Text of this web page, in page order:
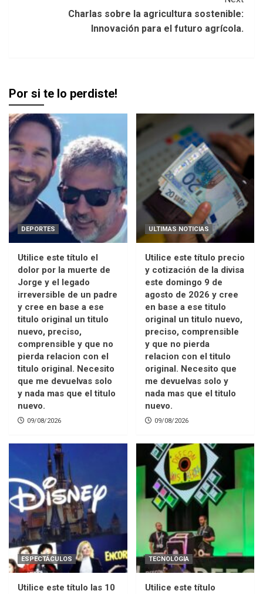
Charlas sobre la agricultura sostenible:
Innovación para el futuro agrícola.
Por si te lo perdiste!
DEPORTES
Utilice este título el
dolor por la muerte de
Jorge y el legado
irreversible de un padre
y cree en base a ese
titulo original un titulo
nuevo, preciso,
comprensible y que no
pierda relacion con el
titulo original. Necesito
que me devuelvas solo
y nada mas que el titulo
nuevo.
09/08/2026
ULTIMAS NOTICIAS
Utilice este título precio
y cotización de la divisa
este domingo 9 de
agosto de 2026 y cree
en base a ese titulo
original un titulo nuevo,
preciso, comprensible
y que no pierda
relacion con el titulo
original. Necesito que
me devuelvas solo y
nada mas que el titulo
nuevo.
09/08/2026
ESPECTÁCULOS
Utilice este título las 10
TECNOLOGIA
Utilice este título